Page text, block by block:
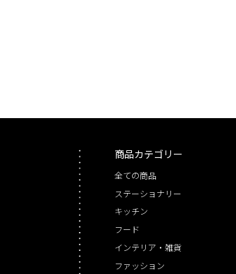
商品カテゴリー
全ての商品
ステーショナリー
キッチン
フード
インテリア・雑貨
ファッション